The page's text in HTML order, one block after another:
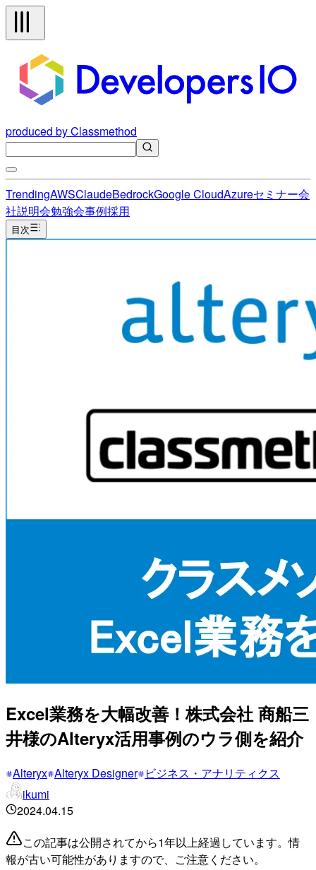
produced by Classmethod
TrendingAWSClaudeBedrockGoogle CloudAzureセミナー会
社説明会勉強会事例採用
目次
Excel業務を大幅改善！株式会社 商船三
井様のAlteryx活用事例のウラ側を紹介
Alteryx Alteryx Designer ビジネス・アナリティクス
ikumi
2024.04.15
この記事は公開されてから1年以上経過しています。情
報が古い可能性がありますので、ご注意ください。